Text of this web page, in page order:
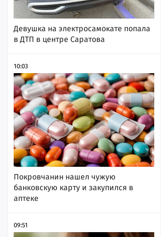
Девушка на электросамокате попала
в ДТП в центре Саратова
10:03
Покровчанин нашел чужую
банковскую карту и закупился в
аптеке
09:51